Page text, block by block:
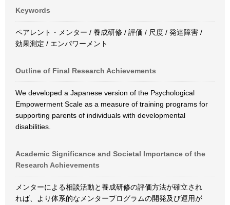
Keywords
ペアレント・メンター / 養成研修 / 評価 / 尺度 / 発達障害 /
効果測定 / エンパワーメント
Outline of Final Research Achievements
We developed a Japanese version of the Psychological
Empowerment Scale as a measure of training programs for
supporting parents of individuals with developmental
disabilities.
Academic Significance and Societal Importance of the
Research Achievements
メンターによる相談活動と養成研修の評価方法が確立され
れば、より体系的なメンタープログラムの開発及び運用が